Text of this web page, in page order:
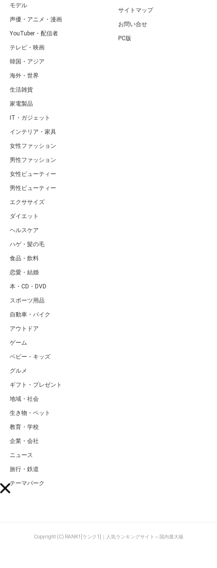
モデル
声優・アニメ・漫画
YouTuber・配信者
テレビ・映画
韓国・アジア
海外・世界
生活雑貨
家電製品
IT・ガジェット
インテリア・家具
女性ファッション
男性ファッション
女性ビューティー
男性ビューティー
エクササイズ
ダイエット
ヘルスケア
ハゲ・髪の毛
食品・飲料
恋愛・結婚
本・CD・DVD
スポーツ用品
自動車・バイク
アウトドア
ゲーム
ベビー・キッズ
グルメ
ギフト・プレゼント
地域・社会
生き物・ペット
教育・学校
企業・会社
ニュース
旅行・鉄道
テーマパーク
サイトマップ
お問い合せ
PC版
Copyright (C) RANK1[ランク1]｜人気ランキングサイト～国内最大級